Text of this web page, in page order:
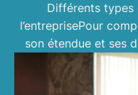
Différents types
l’entreprisePour
son étendue et ses
d’aller regarder dans
vous propose une